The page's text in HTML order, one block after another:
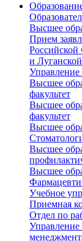
Высшее
Прием
и
Управление
Высшее
факультет
Высшее
факультет
Высшее
Высшее
Высшее
Учебное
Приемная
Отдел по
Управление